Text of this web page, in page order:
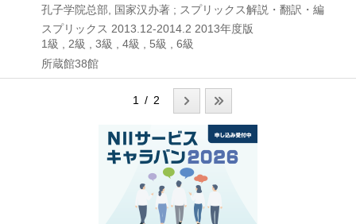
孔子学院总部, 国家汉办著 ; スプリックス解説・翻訳・編
スプリックス 2013.12-2014.2 2013年度版
1級 , 2級 , 3級 , 4級 , 5級 , 6級
所蔵館38館
1 / 2